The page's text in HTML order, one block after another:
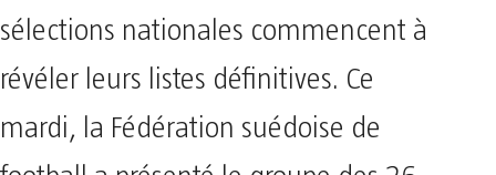
sélections nationales commencent à
révéler leurs listes définitives. Ce
mardi, la Fédération suédoise de